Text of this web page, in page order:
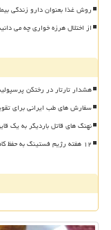
روش غذا بعنوان دارو زندگی
از اختلال هرزه خواری چه می
هشدار تارتار در رختکن
سفارش های طب ایرانی برای
نهنگ های قاتل باردیگر به یک
۱۲ هفته رژیم فستینگ به حفظ کاهش وزن در یک سال بعد کمک نماید